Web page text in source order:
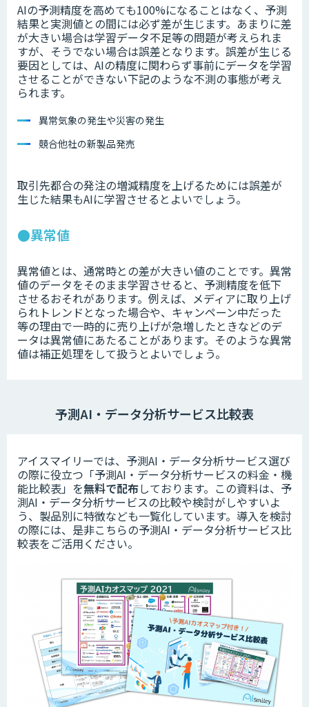
AIの予測精度を高めても100%になることはなく、予測
結果と実測値との間には必ず差が生じます。あまりに差
が大きい場合は学習データ不足等の問題が考えられま
すが、そうでない場合は誤差となります。誤差が生じる
要因としては、AIの精度に関わらず事前にデータを学習
させることができない下記のような不測の事態が考え
られます。
異常気象の発生や災害の発生
競合他社の新製品発売
取引先都合の発注の増減精度を上げるためには誤差が
生じた結果もAIに学習させるとよいでしょう。
●異常値
異常値とは、通常時との差が大きい値のことです。異常
値のデータをそのまま学習させると、予測精度を低下
させるおそれがあります。例えば、メディアに取り上げ
られトレンドとなった場合や、キャンペーン中だった
等の理由で一時的に売り上げが急増したときなどのデ
ータは異常値にあたることがあります。そのような異常
値は補正処理をして扱うとよいでしょう。
予測AI・データ分析サービス比較表
アイスマイリーでは、予測AI・データ分析サービス選び
の際に役立つ「予測AI・データ分析サービスの料金・機
能比較表」を無料で配布しております。この資料は、予
測AI・データ分析サービスの比較や検討がしやすいよ
う、製品別に特徴なども一覧化しています。導入を検討
の際には、是非こちらの予測AI・データ分析サービス比
較表をご活用ください。